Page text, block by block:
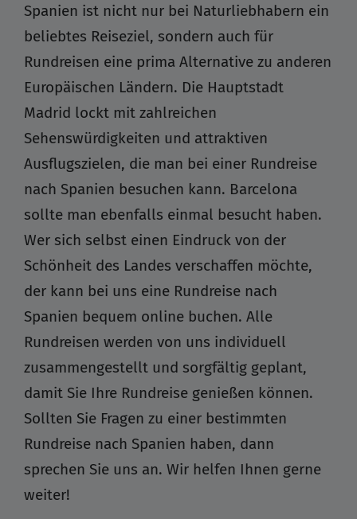
Spanien ist nicht nur bei Naturliebhabern ein
beliebtes Reiseziel, sondern auch für
Rundreisen eine prima Alternative zu anderen
Europäischen Ländern. Die Hauptstadt
Madrid lockt mit zahlreichen
Sehenswürdigkeiten und attraktiven
Ausflugszielen, die man bei einer Rundreise
nach Spanien besuchen kann. Barcelona
sollte man ebenfalls einmal besucht haben.
Wer sich selbst einen Eindruck von der
Schönheit des Landes verschaffen möchte,
der kann bei uns eine Rundreise nach
Spanien bequem online buchen. Alle
Rundreisen werden von uns individuell
zusammengestellt und sorgfältig geplant,
damit Sie Ihre Rundreise genießen können.
Sollten Sie Fragen zu einer bestimmten
Rundreise nach Spanien haben, dann
sprechen Sie uns an. Wir helfen Ihnen gerne
weiter!